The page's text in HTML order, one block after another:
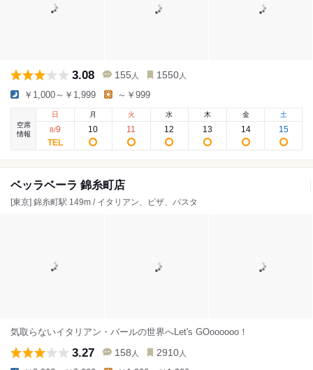
3.08 155 人 1550 人
￥1,000～￥1,999 ～￥999
空席
情報
日
8/9
月
10
火
11
水
12
木
13
金
14
土
15
ベッラベーラ 錦糸町店
[東京] 錦糸町駅 149m / イタリアン、ピザ、パスタ
気取らないイタリアン・バールの世界へLet's GOoooooo！
3.27 158 人 2910 人